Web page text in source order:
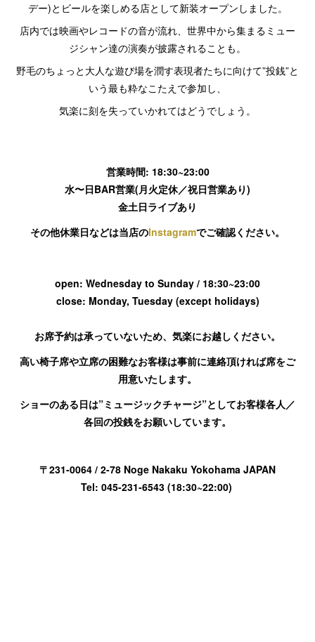
デー)とビールを楽しめる店として新装オープンしました。
店内では映画やレコードの音が流れ、世界中から集まるミュー
ジシャン達の演奏が披露されることも。
野毛のちょっと大人な遊び場を潤す表現者たちに向けて”投銭”と
いう最も粋なこたえで参加し、
気楽に刻を失っていかれてはどうでしょう。
営業時間: 18:30~23:00
水〜日BAR営業(月火定休／祝日営業あり)
金土日ライブあり
その他休業日などは当店のInstagramでご確認ください。
open: Wednesday to Sunday / 18:30~23:00
close: Monday, Tuesday (except holidays)
お席予約は承っていないため、気楽にお越しください。
高い椅子席や立席の困難なお客様は事前に連絡頂ければ席をご
用意いたします。
ショーのある日は”ミュージックチャージ”としてお客様各人／
各回の投銭をお願いしています。
〒231-0064 / 2-78 Noge Nakaku Yokohama JAPAN
Tel: 045-231-6543 (18:30~22:00)